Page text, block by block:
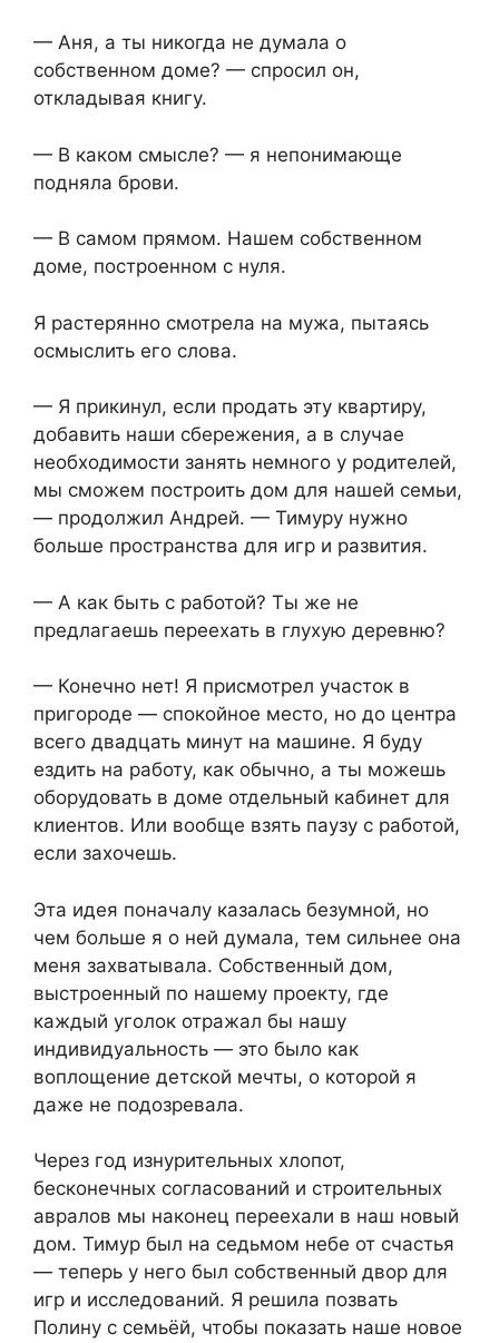
— Аня, а ты никогда не думала о
собственном доме? — спросил он,
откладывая книгу.
— В каком смысле? — я непонимающе
подняла брови.
— В самом прямом. Нашем собственном
доме, построенном с нуля.
Я растерянно смотрела на мужа, пытаясь
осмыслить его слова.
— Я прикинул, если продать эту квартиру,
добавить наши сбережения, а в случае
необходимости занять немного у родителей,
мы сможем построить дом для нашей семьи,
— продолжил Андрей. — Тимуру нужно
больше пространства для игр и развития.
— А как быть с работой? Ты же не
предлагаешь переехать в глухую деревню?
— Конечно нет! Я присмотрел участок в
пригороде — спокойное место, но до центра
всего двадцать минут на машине. Я буду
ездить на работу, как обычно, а ты можешь
оборудовать в доме отдельный кабинет для
клиентов. Или вообще взять паузу с работой,
если захочешь.
Эта идея поначалу казалась безумной, но
чем больше я о ней думала, тем сильнее она
меня захватывала. Собственный дом,
выстроенный по нашему проекту, где
каждый уголок отражал бы нашу
индивидуальность — это было как
воплощение детской мечты, о которой я
даже не подозревала.
Через год изнурительных хлопот,
бесконечных согласований и строительных
авралов мы наконец переехали в наш новый
дом. Тимур был на седьмом небе от счастья
— теперь у него был собственный двор для
игр и исследований. Я решила позвать
Полину с семьёй, чтобы показать наше новое